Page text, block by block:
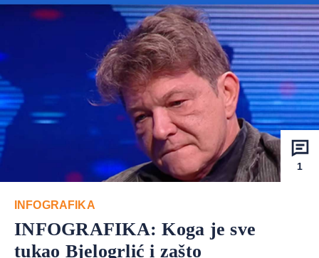
1
INFOGRAFIKA
INFOGRAFIKA: Koga je sve
tukao Bjelogrlić i zašto